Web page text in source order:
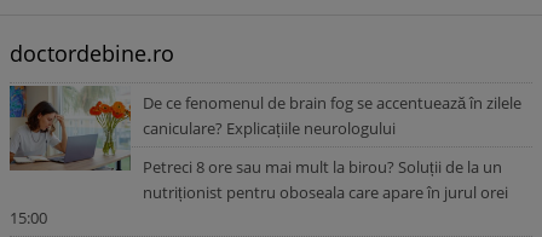
doctordebine.ro
De ce fenomenul de brain fog se accentuează în zilele
caniculare? Explicațiile neurologului
Petreci 8 ore sau mai mult la birou? Soluții de la un
nutriționist pentru oboseala care apare în jurul orei
15:00